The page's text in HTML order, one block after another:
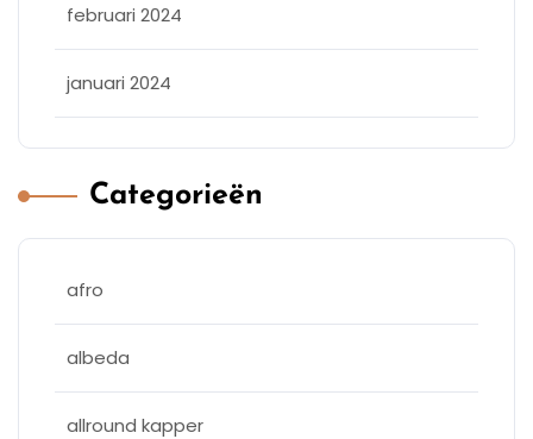
februari 2024
januari 2024
Categorieën
afro
albeda
allround kapper